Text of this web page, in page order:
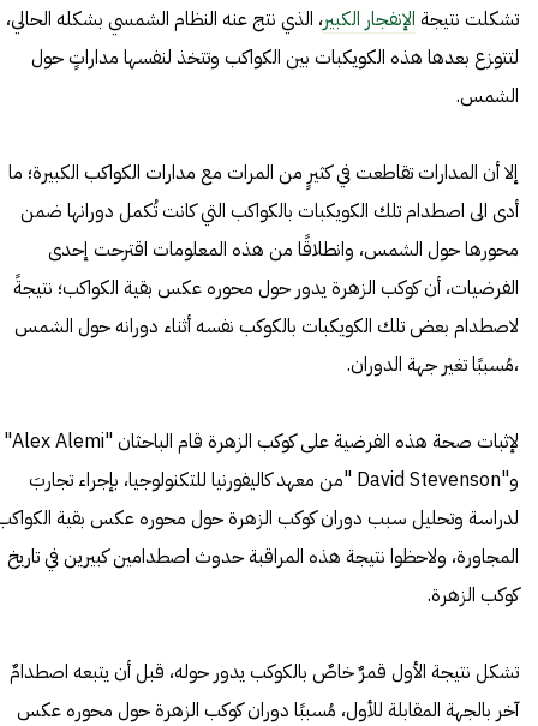
تشكلت نتيجة الإنفجار الكبير، الذي نتج عنه النظام الشمسي بشكله الحالي،
لتتوزع بعدها هذه الكويكبات بين الكواكب وتتخذ لنفسها مداراتٍ حول
الشمس.
إلا أن المدارات تقاطعت في كثيرٍ من المرات مع مدارات الكواكب الكبيرة؛ ما
أدى الى اصطدام تلك الكويكبات بالكواكب التي كانت تُكمل دورانها ضمن
محورها حول الشمس، وانطلاقًا من هذه المعلومات اقترحت إحدى
الفرضيات، أن كوكب الزهرة يدور حول محوره عكس بقية الكواكب؛ نتيجةً
لاصطدام بعض تلك الكويكبات بالكوكب نفسه أثناء دورانه حول الشمس
،مُسببًا تغير جهة الدوران.
لإثبات صحة هذه الفرضية على كوكب الزهرة قام الباحثان "Alex Alemi"
و"David Stevenson "من معهد كاليفورنيا للتكنولوجيا، بإجراء تجاربَ
لدراسة وتحليل سبب دوران كوكب الزهرة حول محوره عكس بقية
المجاورة، ولاحظوا نتيجة هذه المراقبة حدوث اصطدامين كبيرين في تاريخ
كوكب الزهرة.
تشكل نتيجة الأول قمرٌ خاصٌ بالكوكب يدور حوله، قبل أن يتبعه اصطدامٌ
آخر بالجهة المقابلة للأول، مُسببًا دوران كوكب الزهرة حول محوره عكس